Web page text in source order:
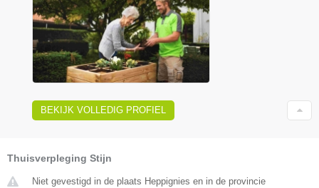
BEKIJK VOLLEDIG PROFIEL
Thuisverpleging Stijn
Niet gevestigd in de plaats Heppignies en in de provincie